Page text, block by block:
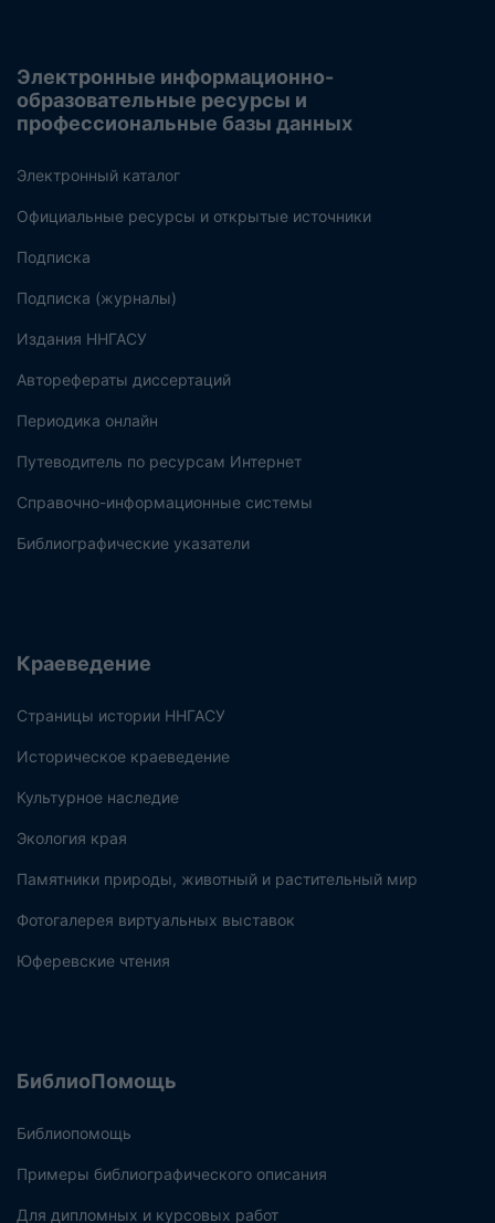
Электронные информационно-
образовательные ресурсы и
профессиональные базы данных
Электронный каталог
Официальные ресурсы и открытые источники
Подписка
Подписка (журналы)
Издания ННГАСУ
Авторефераты диссертаций
Периодика онлайн
Путеводитель по ресурсам Интернет
Справочно-информационные системы
Библиографические указатели
Краеведение
Страницы истории ННГАСУ
Историческое краеведение
Культурное наследие
Экология края
Памятники природы, животный и растительный мир
Фотогалерея виртуальных выставок
Юферевские чтения
БиблиоПомощь
Библиопомощь
Примеры библиографического описания
Для дипломных и курсовых работ